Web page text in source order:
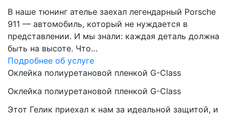
В наше тюнинг ателье заехал легендарный Porsche
911 — автомобиль, который не нуждается в
представлении. И мы знали: каждая деталь должна
быть на высоте. Что…
Подробнее об услуге
Оклейка полиуретановой пленкой G-Class
Оклейка полиуретановой пленкой G-Class
Этот Гелик приехал к нам за идеальной защитой, и